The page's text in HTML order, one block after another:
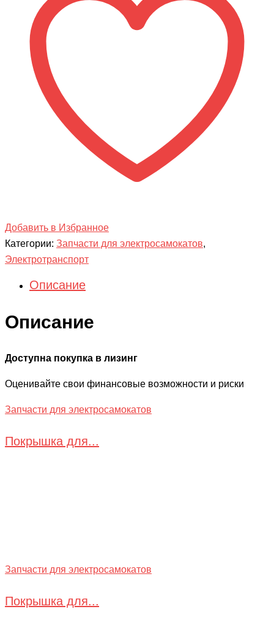
коко13.5см
Добавить в Избранное
Категории: Запчасти для электросамокатов,
Электротранспорт
Описание
Описание
Доступна покупка в лизинг
Оценивайте свои финансовые возможности и риски
Запчасти для электросамокатов
Покрышка для...
Запчасти для электросамокатов
Покрышка для...